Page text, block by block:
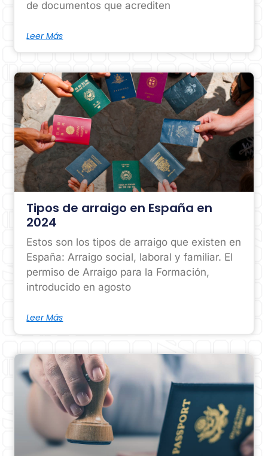
de documentos que acrediten
Leer Más
Tipos de arraigo en España en
2024
Estos son los tipos de arraigo que existen en
España: Arraigo social, laboral y familiar. El
permiso de Arraigo para la Formación,
introducido en agosto
Leer Más